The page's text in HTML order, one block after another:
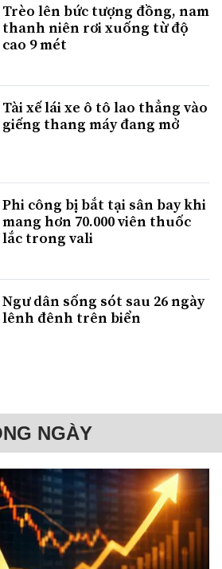
Trèo lên bức tượng đồng, nam
thanh niên rơi xuống từ độ
cao 9 mét
Tài xế lái xe ô tô lao thẳng vào
giếng thang máy đang mở
Phi công bị bắt tại sân bay khi
mang hơn 70.000 viên thuốc
lắc trong vali
Ngư dân sống sót sau 26 ngày
lênh đênh trên biển
NGÀY